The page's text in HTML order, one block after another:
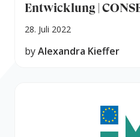
Entwicklung |
28. Juli 2022
byAlexandra Kieffer